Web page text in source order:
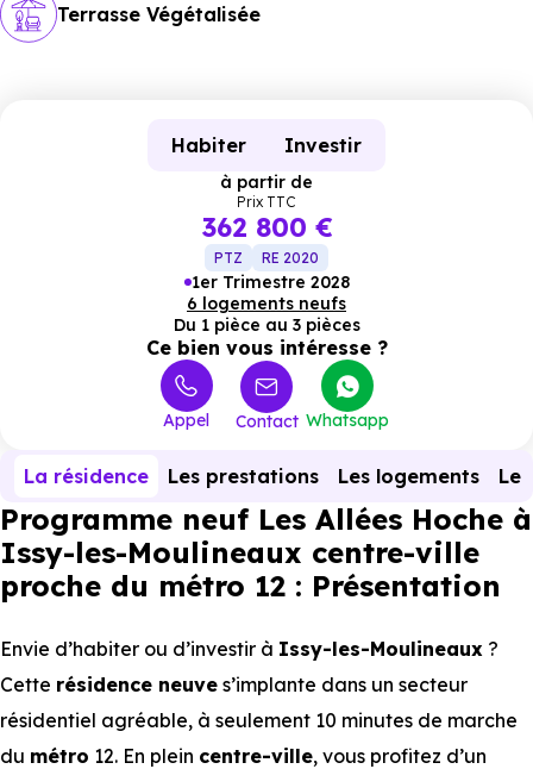
Terrasse Végétalisée
Habiter Investir
à partir de
Prix TTC
362 800 €
PTZ RE 2020
1er Trimestre 2028
6 logements neufs
Du 1 pièce au 3 pièces
Ce bien vous intéresse ?
Appel Contact Whatsapp
La résidence Les prestations Les logements Le
Programme neuf Les Allées Hoche à
Issy-les-Moulineaux centre-ville
proche du métro 12 : Présentation
Envie d’habiter ou d’investir à Issy-les-Moulineaux ?
Cette résidence neuve s’implante dans un secteur
résidentiel agréable, à seulement 10 minutes de marche
du métro 12. En plein centre-ville, vous profitez d’un